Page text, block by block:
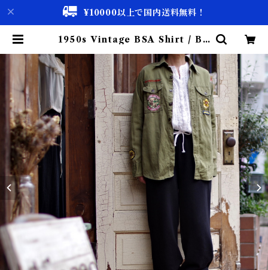
¥10000以上で国内送料無料！
1950s Vintage BSA Shirt / Bo
ンテージ ボーイスカウト シャツ 古
着 | 古着屋 仙台 biscco【古着 &
Vintage 通販】